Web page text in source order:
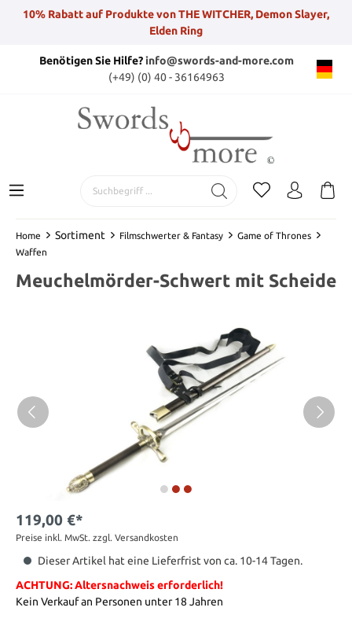
10% Rabatt auf Produkte von THE WITCHER, Demon Slayer,
Elden Ring
Benötigen Sie Hilfe?info@swords-and-more.com
(+49) (0) 40 - 36164963
Home Sortiment Filmschwerter & Fantasy
Game of Thrones
Waffen
Meuchelmörder-Schwert mit Scheide
119,00 €*
Preise inkl. MwSt. zzgl. Versandkosten
Dieser Artikel hat eine Lieferfrist von ca. 10-14 Tagen.
ACHTUNG: Altersnachweis erforderlich!
Kein Verkauf an Personen unter 18 Jahren